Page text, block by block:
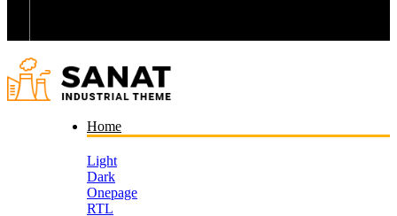
Home
Light
Dark
Onepage
RTL